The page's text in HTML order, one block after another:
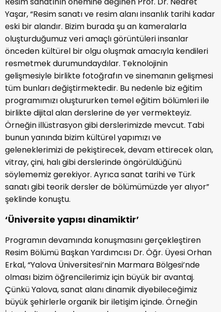
Yaşar, “Resim sanatı ve resim alanı insanlık tarihi kadar
eski bir alandır. Bizim burada şu an kameralarla
oluşturduğumuz veri amaçlı görüntüleri insanlar
önceden kültürel bir olgu oluşmak amacıyla kendileri
resmetmek durumundaydılar. Teknolojinin
gelişmesiyle birlikte fotoğrafın ve sinemanın gelişmesi
tüm bunları değiştirmektedir. Bu nedenle biz eğitim
programımızı oluştururken temel eğitim bölümleri ile
birlikte dijital alan derslerine de yer vermekteyiz.
Örneğin illüstrasyon gibi derslerimizde mevcut. Tabi
bunun yanında bizim kültürel yapımızı ve
geleneklerimizi de pekiştirecek, devam ettirecek olan,
vitray, çini, halı gibi derslerinde öngörüldüğünü
söylememiz gerekiyor. Ayrıca sanat tarihi ve Türk
sanatı gibi teorik dersler de bölümümüzde yer alıyor”
şeklinde konuştu.
‘Üniversite yapısı dinamiktir’
Programın devamında konuşmasını gerçekleştiren
Resim Bölümü Başkan Yardımcısı Dr. Öğr. Üyesi Orhan
Erkal, “Yalova Üniversitesi’nin Marmara Bölgesi’nde
olması bizim öğrencilerimiz için büyük bir avantaj.
Çünkü Yalova, sanat alanı dinamik diyebileceğimiz
büyük şehirlerle organik bir iletişim içinde. Örneğin